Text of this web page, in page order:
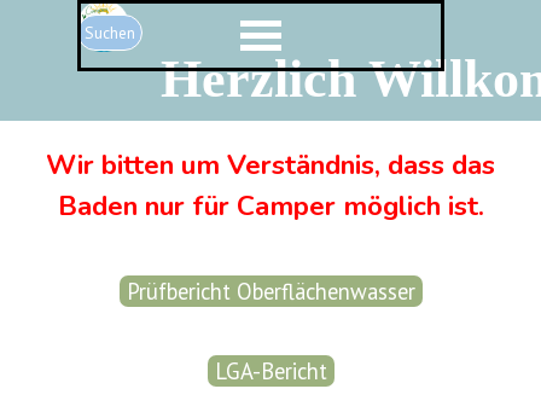
Direkt zum Seiteninhalt Menü überspringen
Herzlich
Suchen
Wir bitten um Verständnis, dass das
Baden nur für Camper möglich ist.
Prüfbericht Oberflächenwasser
LGA-Bericht